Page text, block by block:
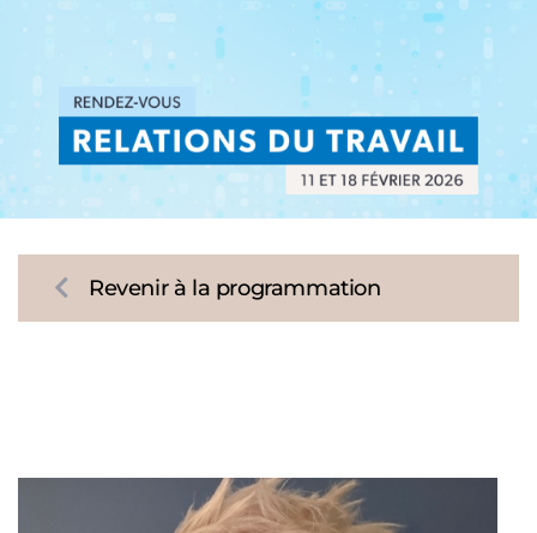
Revenir à la programmation